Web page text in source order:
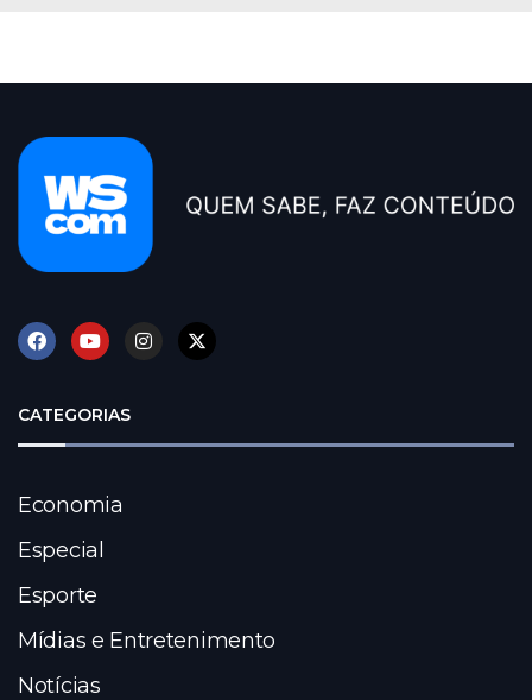
CATEGORIAS
Economia
Especial
Esporte
Mídias e Entretenimento
Notícias